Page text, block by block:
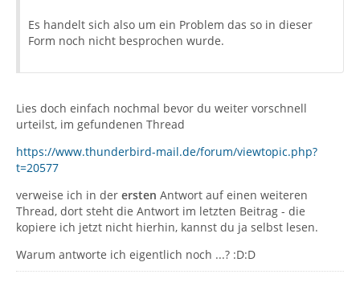
Es handelt sich also um ein Problem das so in dieser
Form noch nicht besprochen wurde.
Lies doch einfach nochmal bevor du weiter vorschnell
urteilst, im gefundenen Thread
https://www.thunderbird-mail.de/forum/viewtopic.php?
t=20577
verweise ich in der ersten Antwort auf einen weiteren
Thread, dort steht die Antwort im letzten Beitrag - die
kopiere ich jetzt nicht hierhin, kannst du ja selbst lesen.
Warum antworte ich eigentlich noch ...? :D:D